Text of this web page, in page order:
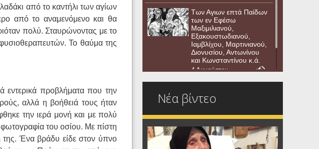
από το καντήλι των αγίων
από το αναμενόμενο και θα
πολύ. Σταυρώνοντας με το
Το θαύμα της
εντερικά προβλήματα που την
αλλά η βοήθειά τους ήταν
την ιερά μονή και με πολύ
του οσίου. Με πίστη
της. Ένα βράδυ είδε στον ύπνο
Των Αγιων επτά Παίδων
των εν Εφέσω
Μαξιμιλιανού,
Εξακουστωδιανού,
Ιαμβλίχου, Μαρτινιανού,
Διονυσίου, Αντωνίνου
και Κωνσταντίνου κ.ά.
4 Αυγούστου
Νέα βίντεο